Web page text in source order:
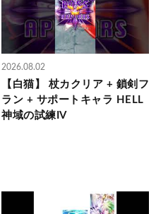
2026.08.02
【白猫】 杖カクリア + 鎖剣フ
ラン + サポートキャラ HELL
神域の試練IV